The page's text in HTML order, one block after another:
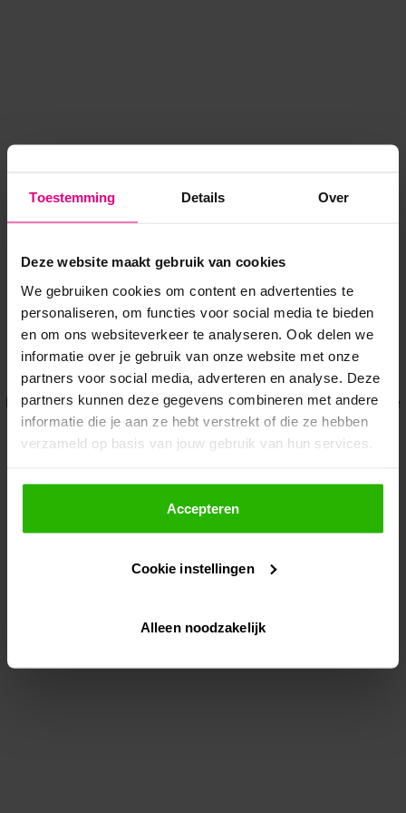
Toestemming Details Over
Deze website maakt gebruik van cookies
We gebruiken cookies om content en advertenties te
personaliseren, om functies voor social media te bieden
en om ons websiteverkeer te analyseren. Ook delen we
informatie over je gebruik van onze website met onze
partners voor social media, adverteren en analyse. Deze
partners kunnen deze gegevens combineren met andere
informatie die je aan ze hebt verstrekt of die ze hebben
verzameld op basis van jouw gebruik van hun services.
Als je op "Accepteer" klikt, dan geef je Voordeeluitjes.nl
toestemming om cookies voor social media en
gepersonaliseerde advertenties te plaatsen.
Lees hier meer over in onsprivacybeleid
Via "Cookie instellingen" kun je ook zelf instellen welke
Accepteren
Cookie instellingen
Alleen noodzakelijk
Application error: a client-side exception has occurred while
loadingwww.voordeeluitjes.nl (see the browser console for more
information).